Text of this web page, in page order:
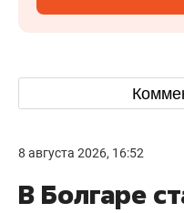
8 августа 2026, 16:52
В Болгаре